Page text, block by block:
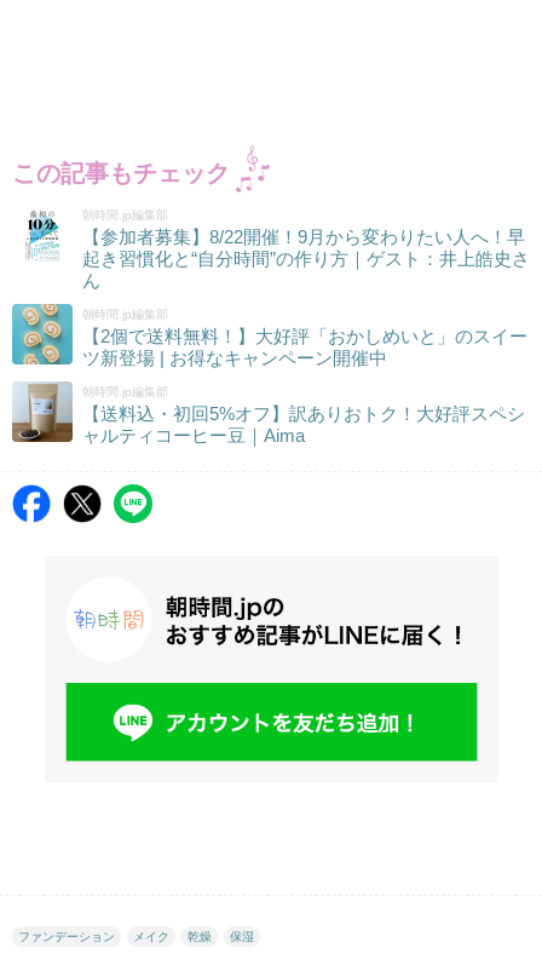
この記事もチェック
朝時間.jp編集部
【参加者募集】8/22開催！9月から変わりたい人へ！早
起き習慣化と“自分時間”の作り方｜ゲスト：井上皓史さ
ん
朝時間.jp編集部
【2個で送料無料！】大好評「おかしめいと」のスイー
ツ新登場 | お得なキャンペーン開催中
朝時間.jp編集部
【送料込・初回5%オフ】訳ありおトク！大好評スペシ
ャルティコーヒー豆｜Aima
ファンデーション メイク 乾燥 保湿